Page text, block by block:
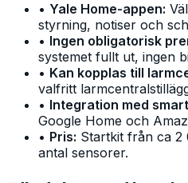
• Yale Home-appen:
styrning, notiser och
• Ingen obligatorisk
systemet fullt ut, ingen
• Kan kopplas till
valfritt
• Integration med
Google Home och
• Pris: Startkit från ca 2
antal sensorer.